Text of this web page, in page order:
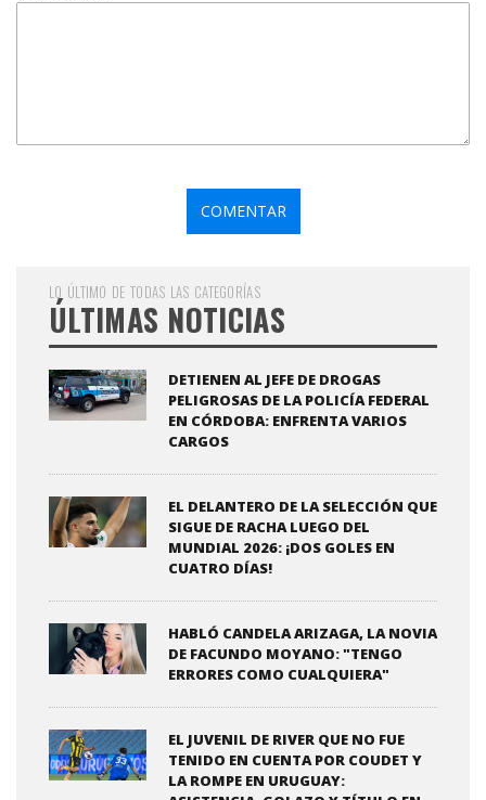
LO ÚLTIMO DE TODAS LAS CATEGORÍAS
ÚLTIMAS NOTICIAS
DETIENEN AL JEFE DE DROGAS
PELIGROSAS DE LA POLICÍA FEDERAL
EN CÓRDOBA: ENFRENTA VARIOS
CARGOS
EL DELANTERO DE LA SELECCIÓN QUE
SIGUE DE RACHA LUEGO DEL
MUNDIAL 2026: ¡DOS GOLES EN
CUATRO DÍAS!
HABLÓ CANDELA ARIZAGA, LA NOVIA
DE FACUNDO MOYANO: "TENGO
ERRORES COMO CUALQUIERA"
EL JUVENIL DE RIVER QUE NO FUE
TENIDO EN CUENTA POR COUDET Y
LA ROMPE EN URUGUAY: